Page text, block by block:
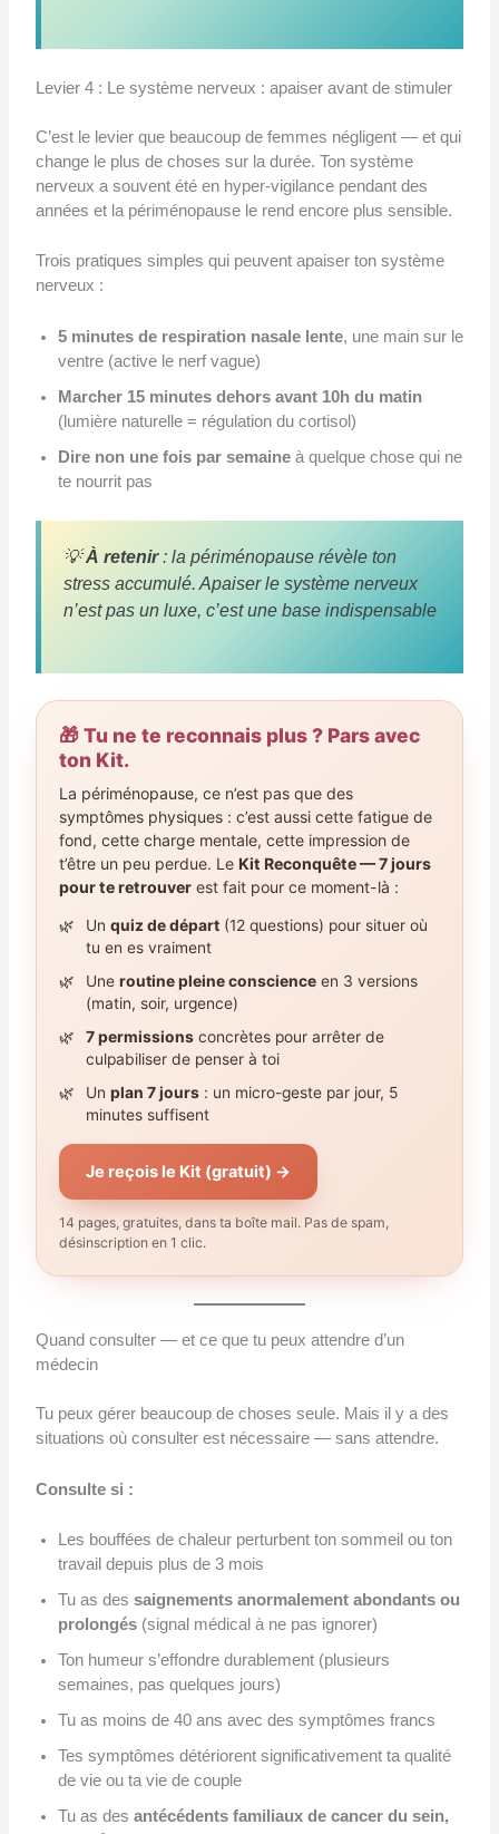
Levier 4 : Le système nerveux : apaiser avant de stimuler
C’est le levier que beaucoup de femmes négligent — et qui
change le plus de choses sur la durée. Ton système
nerveux a souvent été en hyper-vigilance pendant des
années et la périménopause le rend encore plus sensible.
Trois pratiques simples qui peuvent apaiser ton système
nerveux :
5 minutes de respiration nasale lente, une main sur le
ventre (active le nerf vague)
Marcher 15 minutes dehors avant 10h du matin
(lumière naturelle = régulation du cortisol)
Dire non une fois par semaineà quelque chose qui ne
te nourrit pas
💡À retenir: la périménopause révèle ton
stress accumulé. Apaiser le système nerveux
n’est pas un luxe, c’est une base indispensable
🎁 Tu ne te reconnais plus ? Pars avec
ton Kit.
La périménopause, ce n’est pas que des
symptômes physiques : c’est aussi cette fatigue de
fond, cette charge mentale, cette impression de
t’être un peu perdue. Le Kit Reconquête — 7 jours
pour te retrouverest fait pour ce moment-là :
Un quiz de départ(12 questions) pour situer où
tu en es vraiment
Une routine pleine conscienceen 3 versions
(matin, soir, urgence)
7 permissionsconcrètes pour arrêter de
culpabiliser de penser à toi
Un plan 7 jours: un micro-geste par jour, 5
minutes suffisent
Je reçois le Kit (gratuit) →
14 pages, gratuites, dans ta boîte mail. Pas de spam,
désinscription en 1 clic.
Quand consulter — et ce que tu peux attendre d’un
médecin
Tu peux gérer beaucoup de choses seule. Mais il y a des
situations où consulter est nécessaire — sans attendre.
Consulte si :
Les bouffées de chaleur perturbent ton sommeil ou ton
travail depuis plus de 3 mois
Tu as des saignements anormalement abondants ou
prolongés(signal médical à ne pas ignorer)
Ton humeur s’effondre durablement (plusieurs
semaines, pas quelques jours)
Tu as moins de 40 ans avec des symptômes francs
Tes symptômes détériorent significativement ta qualité
de vie ou ta vie de couple
Tu as des antécédents familiaux de cancer du sein,